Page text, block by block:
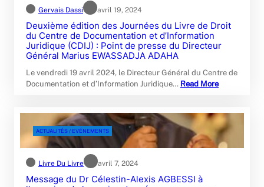
Gervais Dassi avril 19, 2024
Deuxième édition des Journées du Livre de Droit
du Centre de Documentation et d’Information
Juridique (CDIJ) : Point de presse du Directeur
Général Marius EWASSADJA ADAHA
Le vendredi 19 avril 2024, le Directeur Général du Centre de
Documentation et d’Information Juridique… Read More
ACTUALITÉS / EVÉNEMENTS
Livre Du Livre avril 7, 2024
Message du Dr Célestin-Alexis AGBESSI à